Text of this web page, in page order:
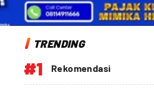
TRENDING
#1 Rekomendasi